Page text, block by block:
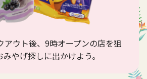
アウト後、9時オープンの店を狙
やげ探しに出かけよう。